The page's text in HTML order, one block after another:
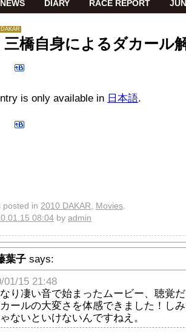
NEWS DIARY RACE REPORT
三橋自身によるダカール
is only available in 日本語.
posted in 2010 DAKAR, Movies.
08:04 by admin
葉子 says:
01/15 21:48
り凄い音で始まったムービー、聴覚
ールの大変さを体感できました！し
ないといけないんですねえ。